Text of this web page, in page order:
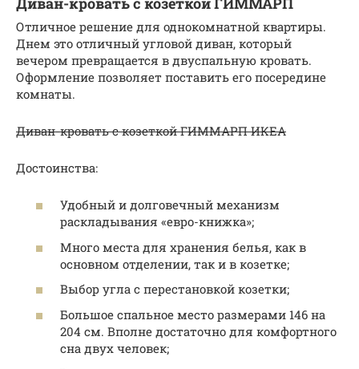
Отличное решение для однокомнатной квартиры.
Днем это отличный угловой диван, который
вечером превращается в двуспальную кровать.
Оформление позволяет поставить его посередине
комнаты.
Диван-кровать с козеткой ГИММАРП ИКЕА
Достоинства:
Удобный и долговечный механизм
раскладывания «евро-книжка»;
Много места для хранения белья, как в
основном отделении, так и в козетке;
Выбор угла с перестановкой козетки;
Большое спальное место размерами 146 на
204 см. Вполне достаточно для комфортного
сна двух человек;